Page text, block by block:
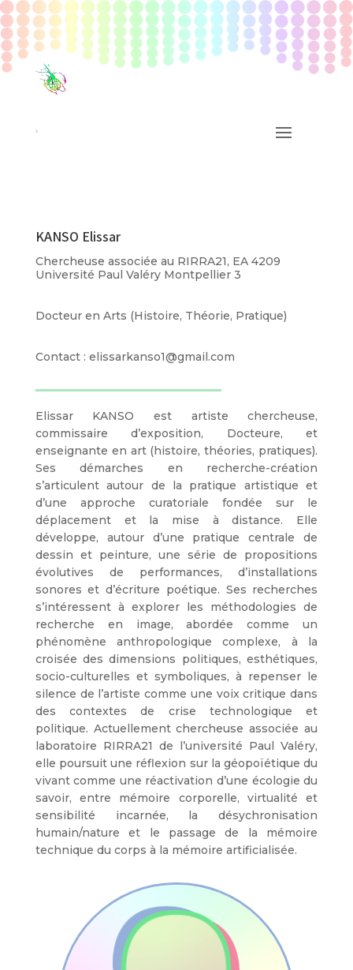
KANSO Elissar
Chercheuse associée au RIRRA21, EA 4209
Université Paul Valéry Montpellier 3
Docteur en Arts (Histoire, Théorie, Pratique)
Contact : elissarkanso1@gmail.com
Elissar KANSO est artiste chercheuse,
commissaire d’exposition, Docteure, et
enseignante en art (histoire, théories, pratiques).
Ses démarches en recherche-création
s’articulent autour de la pratique artistique et
d’une approche curatoriale fondée sur le
déplacement et la mise à distance. Elle
développe, autour d’une pratique centrale de
dessin et peinture, une série de propositions
évolutives de performances, d’installations
sonores et d’écriture poétique. Ses recherches
s’intéressent à explorer les méthodologies de
recherche en image, abordée comme un
phénomène anthropologique complexe, à la
croisée des dimensions politiques, esthétiques,
socio-culturelles et symboliques, à repenser le
silence de l’artiste comme une voix critique dans
des contextes de crise technologique et
politique. Actuellement chercheuse associée au
laboratoire RIRRA21 de l’université Paul Valéry,
elle poursuit une réflexion sur la géopoïétique du
vivant comme une réactivation d’une écologie du
savoir, entre mémoire corporelle, virtualité et
sensibilité incarnée, la désychronisation
humain/nature et le passage de la mémoire
technique du corps à la mémoire artificialisée.